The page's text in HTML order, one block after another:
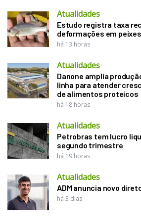
Atualidades
Estudo registra taxa
deformações em peixes
há 13 horas
Atualidades
Danone amplia
linha para atender
de alimentos proteicos
há 18 horas
Atualidades
Petrobras tem lucro
segundo trimestre
há 19 horas
Atualidades
ADM anuncia novo
há 3 dias